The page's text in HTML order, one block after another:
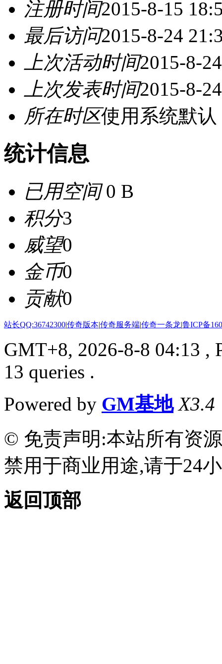
注册时间2015-8-15
最后访问2015-8-24
上次活动时间2015-8-
上次发表时间2015-8-
所在时区使用系统默认
统计信息
已用空间0 B
积分3
威望0
金币0
贡献0
站长QQ:36742300|传奇版本|传奇服务端|传奇一条龙|鲁ICP备
GMT+8, 2026-8-8 04:13 ,
13 queries .
Powered by GM基地 X3.4
© 免责声明:本站所有资
禁用于商业用途,请于24
返回顶部